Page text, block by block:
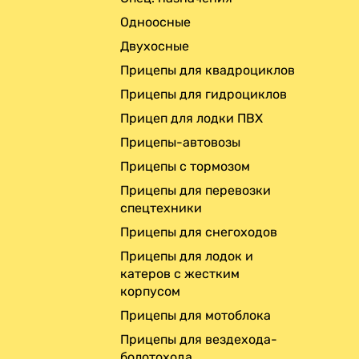
Одноосные
Двухосные
Прицепы для квадроциклов
Прицепы для гидроциклов
Прицеп для лодки ПВХ
Прицепы-автовозы
Прицепы с тормозом
Прицепы для перевозки
спецтехники
Прицепы для снегоходов
Прицепы для лодок и
катеров с жестким
корпусом
Прицепы для мотоблока
Прицепы для вездехода-